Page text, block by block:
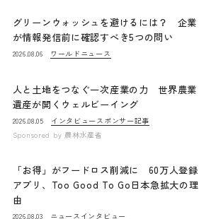
グリーンウォッシュを避けるには？ 企業
が情報発信前に確認すべき5つの問い
2026.08.06 ワールドニュース
人と土地をつなぐ一次産業の力 世界農業
遺産が開くウェルビーイング
2026.08.05 インタビュー スポンサー記事
Sponsored by 農林水産省
「お得」がフードロス削減に 60万人登録
アプリ、Too Good To Go日本急拡大の理
由
2026.08.03 ニュース インタビュー